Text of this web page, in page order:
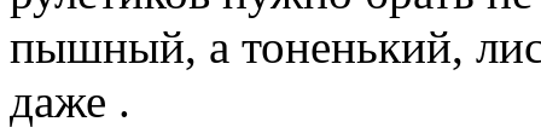
пышный, а тоненький,
даже .